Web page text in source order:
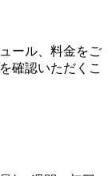
ール、料金をご
確認いただくこ